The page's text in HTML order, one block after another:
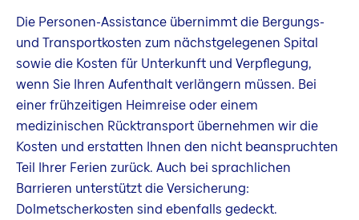
Die Personen-Assistance übernimmt die Bergungs-
und Transportkosten zum nächstgelegenen Spital
sowie die Kosten für Unterkunft und Verpflegung,
wenn Sie Ihren Aufenthalt verlängern müssen. Bei
einer frühzeitigen Heimreise oder einem
medizinischen Rücktransport übernehmen wir die
Kosten und erstatten Ihnen den nicht beanspruchten
Teil Ihrer Ferien zurück. Auch bei sprachlichen
Barrieren unterstützt die Versicherung:
Dolmetscherkosten sind ebenfalls gedeckt.